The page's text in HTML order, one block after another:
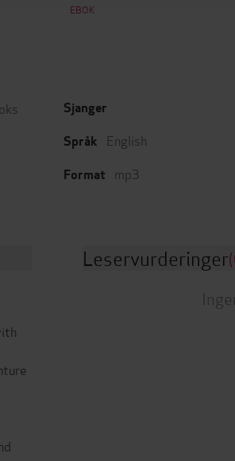
EBOK
Sjanger
Språk
English
Format mp3
Leservurderinger